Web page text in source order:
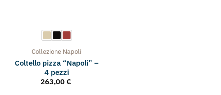
Collezione Napoli
Coltello pizza “Napoli” –
4 pezzi
263,00 €